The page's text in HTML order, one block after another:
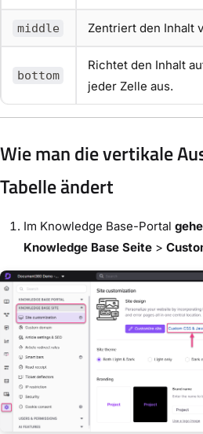
middle Zentriert den Inhalt
bottom
Richtet den Inhalt
jeder Zelle aus.
Wie man die vertikale
Tabelle ändert
Im Knowledge Base-Portal
Knowledge Base Seite >